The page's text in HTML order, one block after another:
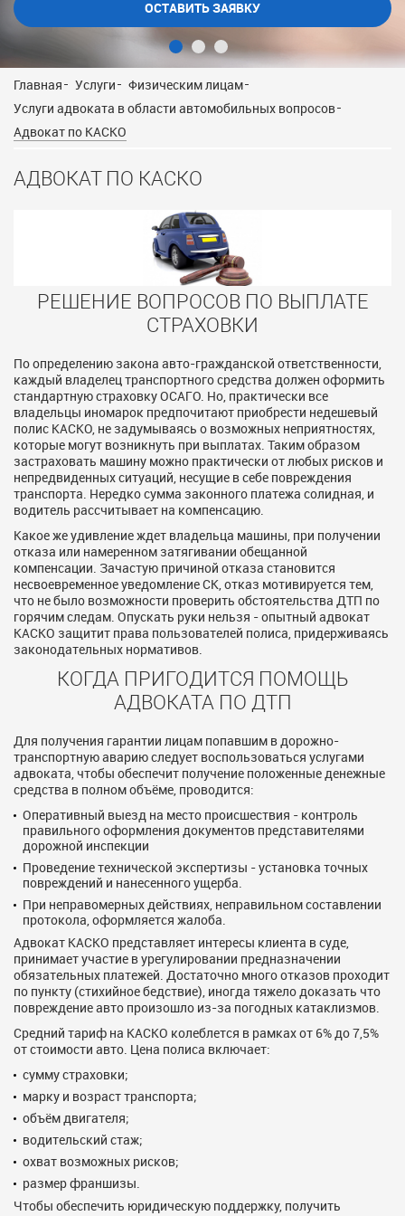
Главная Услуги
Физическим лицам
Услуги адвоката в области автомобильных вопросов
Адвокат по КАСКО
АДВОКАТ ПО КАСКО
РЕШЕНИЕ ВОПРОСОВ ПО ВЫПЛАТЕ
СТРАХОВКИ
По определению закона авто-гражданской ответственности,
каждый владелец транспортного средства должен оформить
стандартную страховку ОСАГО. Но, практически все
владельцы иномарок предпочитают приобрести недешевый
полис КАСКО, не задумываясь о возможных неприятностях,
которые могут возникнуть при выплатах. Таким образом
застраховать машину можно практически от любых рисков и
непредвиденных ситуаций, несущие в себе повреждения
транспорта. Нередко сумма законного платежа солидная, и
водитель рассчитывает на компенсацию.
Какое же удивление ждет владельца машины, при получении
отказа или намеренном затягивании обещанной
компенсации. Зачастую причиной отказа становится
несвоевременное уведомление СК, отказ мотивируется тем,
что не было возможности проверить обстоятельства ДТП по
горячим следам. Опускать руки нельзя - опытный адвокат
КАСКО защитит права пользователей полиса, придерживаясь
законодательных нормативов.
КОГДА ПРИГОДИТСЯ ПОМОЩЬ
АДВОКАТА ПО ДТП
Для получения гарантии лицам попавшим в дорожно-
транспортную аварию следует воспользоваться услугами
адвоката, чтобы обеспечит получение положенные денежные
средства в полном объёме, проводится:
Оперативный выезд на место происшествия - контроль
правильного оформления документов представителями
дорожной инспекции
Проведение технической экспертизы - установка точных
повреждений и нанесенного ущерба.
При неправомерных действиях, неправильном составлении
протокола, оформляется жалоба.
Адвокат КАСКО представляет интересы клиента в суде,
принимает участие в урегулировании предназначении
обязательных платежей. Достаточно много отказов проходит
по пункту (стихийное бедствие), иногда тяжело доказать что
повреждение авто произошло из-за погодных катаклизмов.
Средний тариф на КАСКО колеблется в рамках от 6% до 7,5%
от стоимости авто. Цена полиса включает:
сумму страховки;
марку и возраст транспорта;
объём двигателя;
водительский стаж;
охват возможных рисков;
размер франшизы.
Чтобы обеспечить юридическую поддержку, получить